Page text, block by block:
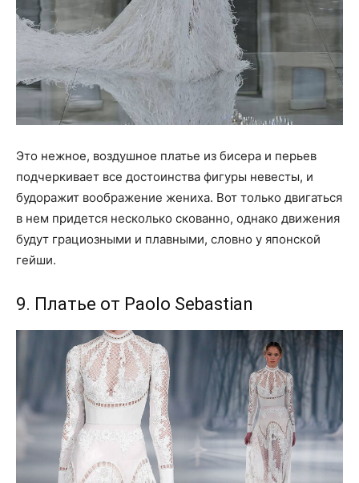
Это нежное, воздушное платье из бисера и перьев
подчеркивает все достоинства фигуры невесты, и
будоражит воображение жениха. Вот только двигаться
в нем придется несколько скованно, однако движения
будут грациозными и плавными, словно у японской
гейши.
9. Платье от Paolo Sebastian